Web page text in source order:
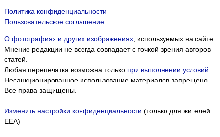
Политика конфиденциальности
Пользовательское соглашение
О фотографиях и других изображениях, используемых на сайте.
Мнение редакции не всегда совпадает с точкой зрения авторов
статей.
Любая перепечатка возможна только при выполнении условий
Несанкционированное использование материалов запрещено.
Все права защищены.
Изменить настройки конфиденциальности (только для жителей
EEA)